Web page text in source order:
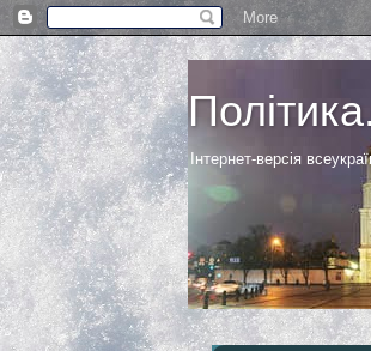
Інтернет-версія